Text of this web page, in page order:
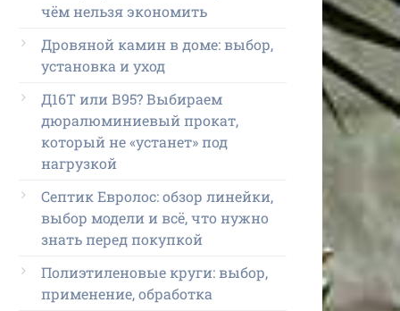
чём нельзя экономить
Дровяной камин в доме: выбор,
установка и уход
Д16Т или В95? Выбираем
дюралюминиевый прокат,
который не «устанет» под
нагрузкой
Септик Евролос: обзор линейки,
выбор модели и всё, что нужно
знать перед покупкой
Полиэтиленовые круги: выбор,
применение, обработка